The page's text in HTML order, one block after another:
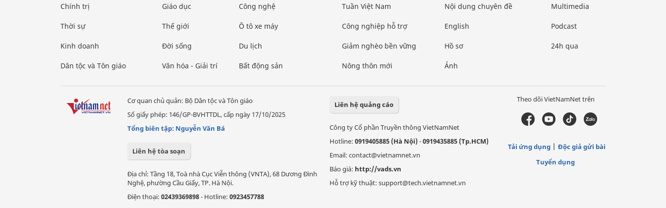
Chính trị
Thời sự
Kinh doanh
Dân tộc và Tôn giáo
Giáo dục
Thế giới
Đời sống
Văn hóa - Giải trí
Công nghệ
Ô tô xe máy
Du lịch
Bất động sản
Tuần Việt Nam
Công nghiệp hỗ trợ
Giảm nghèo bền vững
Nông thôn mới
Nội dung chuyên đề
English
Hồ sơ
Ảnh
Multimedia
Podcast
24h qua
Cơ quan chủ quản: Bộ Dân tộc và Tôn giáo
Số giấy phép: 146/GP-BVHTTDL, cấp ngày 17/10/2025
Tổng biên tập: Nguyễn Văn Bá
Liên hệ tòa soạn
Địa chỉ: Tầng 18, Toà nhà Cục Viễn thông (VNTA), 68 Dương Đình
Nghệ, phường Cầu Giấy, TP. Hà Nội.
Điện thoại: 02439369898- Hotline: 0923457788
Liên hệ quảng cáo
Công ty Cổ phần Truyền thông VietNamNet
Hotline: 0919405885 (Hà Nội)-0919435885 (Tp.HCM)
Email: contact@vietnamnet.vn
Báo giá: http://vads.vn
Hỗ trợ kỹ thuật: support@tech.vietnamnet.vn
Theo dõi VietNamNet trên
Tải ứng dụng
Độc giả gửi bài
Tuyển dụng